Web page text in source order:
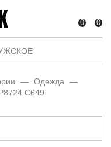
0 0
— Одежда
—
C649